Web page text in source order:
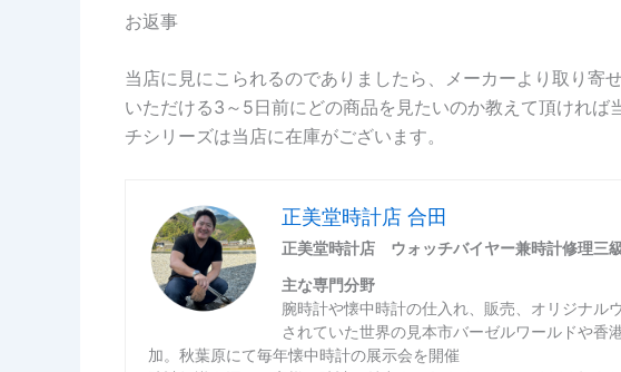
お返事
当店に見にこられるのでありましたら、メーカーより取り寄
いただける3～5日前にどの商品を見たいのか教えて頂ければ
チシリーズは当店に在庫がございます。
正美堂時計店 合田
正美堂時計店 ウォッチバイヤー兼時計修理三
主な専門分野
腕時計や懐中時計の仕入れ、販売、オリジナル
されていた世界の見本市バーゼルワールドや香
加。秋葉原にて毎年懐中時計の展示会を開催